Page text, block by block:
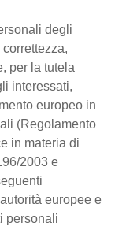
degli
per la tutela
interessati,
europeo in
(Regolamento
in materia di
2003 e
europee e
personali